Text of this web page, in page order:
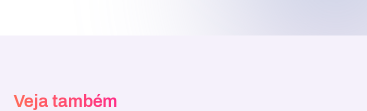
Veja também